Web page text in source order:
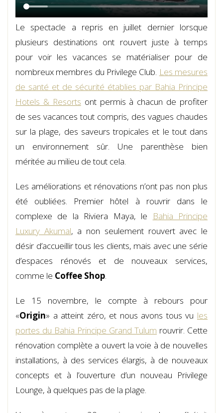
Le spectacle a repris en juillet dernier lorsque
plusieurs destinations ont rouvert juste à temps
pour voir les vacances se matérialiser pour de
nombreux membres du Privilege Club. Les mesures
de santé et de sécurité établies par Bahia Principe
Hotels & Resorts ont permis à chacun de profiter
de ses vacances tout compris, des vagues chaudes
sur la plage, des saveurs tropicales et le tout dans
un environnement sûr. Une parenthèse bien
méritée au milieu de tout cela.
Les améliorations et rénovations n’ont pas non plus
été oubliées. Premier hôtel à rouvrir dans le
complexe de la Riviera Maya, le
Bahia Principe
Luxury Akumal, a non seulement rouvert avec le
désir d’accueillir tous les clients, mais avec une série
d’espaces rénovés et de nouveaux services,
comme le Coffee Shop
Le 15 novembre, le compte à rebours pour
«Origin» a atteint zéro, et nous avons tous vu les
portes du Bahia Principe Grand Tulum rouvrir. Cette
rénovation complète a ouvert la voie à de nouvelles
installations, à des services élargis, à de nouveaux
concepts et à l’ouverture d’un nouveau Privilege
Lounge, à quelques pas de la plage.